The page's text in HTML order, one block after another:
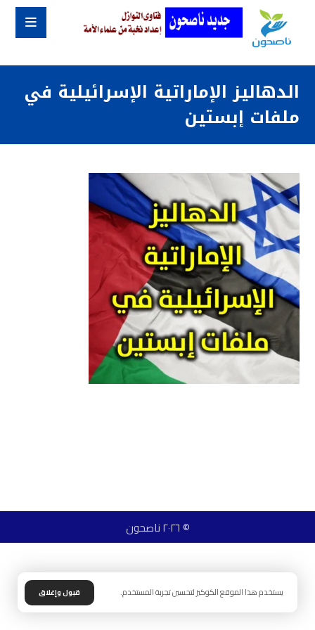
الدهاليز الإماراتية الإسرائيلية في
ملفات إبستين
© ٢٠٢٦ ناصحون
يستخدم هذا الموقع الكوكيز لتحسين تجربة المستخدم. قبول وإغلاق